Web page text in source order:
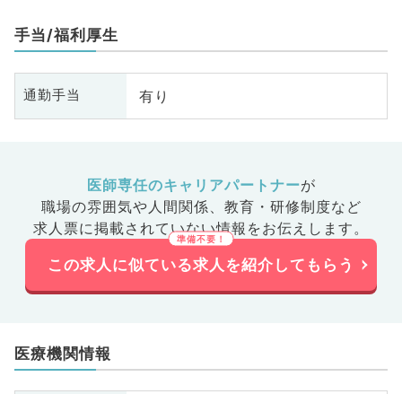
手当/福利厚生
通勤手当 有り
医師専任のキャリアパートナーが
職場の雰囲気や人間関係、 教育・研修制度など
求人票に掲載されていない情報をお伝えします。
この求人に似ている求人を紹介してもらう
医療機関情報